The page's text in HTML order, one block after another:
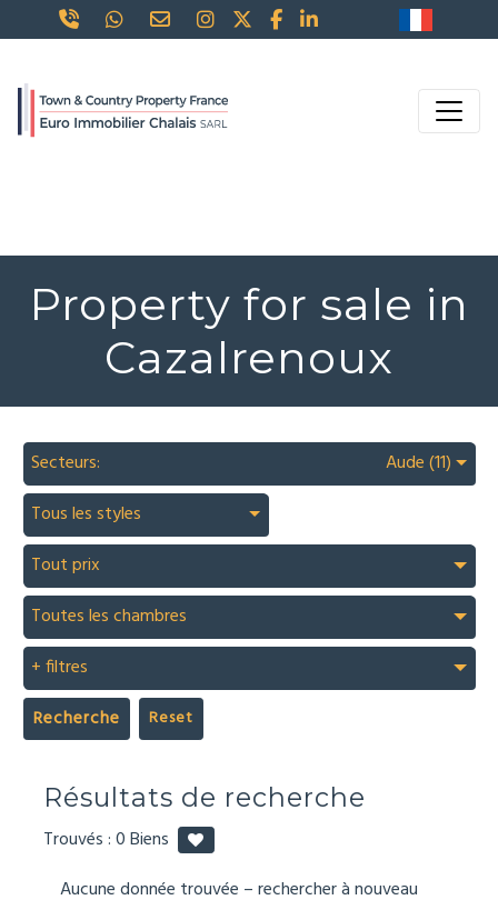
Property for sale in
Cazalrenoux
Secteurs:
Aude (11)
Tous les styles
Tout prix
Toutes les chambres
+ filtres
Recherche
Résultats de recherche
Trouvés :0Biens
Aucune donnée trouvée – rechercher à nouveau